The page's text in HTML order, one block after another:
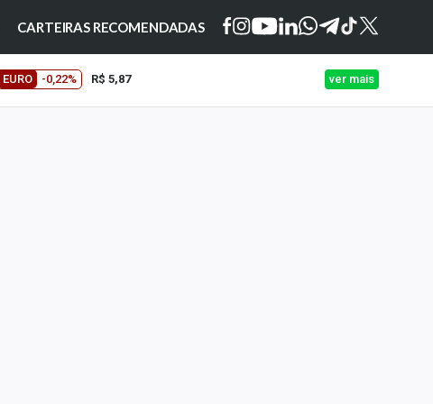
CARTEIRAS RECOMENDADAS
EURO -0,22% R$ 5,87 ver mais